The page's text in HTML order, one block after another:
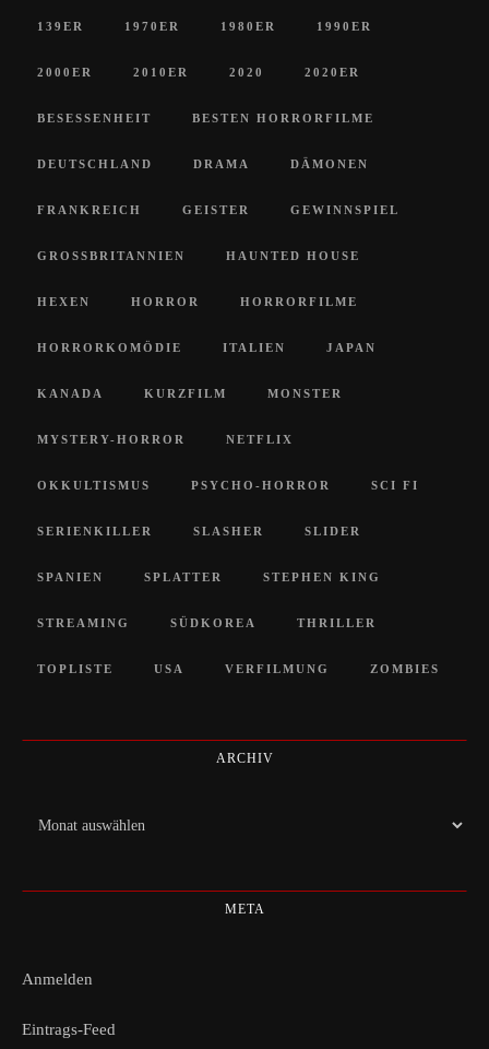
139ER 1970ER 1980ER 1990ER
2000ER 2010ER 2020 2020ER
BESESSENHEIT BESTEN HORRORFILME
DEUTSCHLAND DRAMA DÄMONEN
FRANKREICH GEISTER GEWINNSPIEL
GROSSBRITANNIEN HAUNTED HOUSE
HEXEN HORROR HORRORFILME
HORRORKOMÖDIE ITALIEN JAPAN
KANADA KURZFILM MONSTER
MYSTERY-HORROR NETFLIX
OKKULTISMUS PSYCHO-HORROR SCI FI
SERIENKILLER SLASHER SLIDER
SPANIEN SPLATTER STEPHEN KING
STREAMING SÜDKOREA THRILLER
TOPLISTE USA VERFILMUNG ZOMBIES
ARCHIV
Archiv
META
Anmelden
Eintrags-Feed